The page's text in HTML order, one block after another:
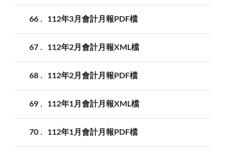
66 112年3月會計月報PDF檔
67 112年2月會計月報XML檔
68 112年2月會計月報PDF檔
69 112年1月會計月報XML檔
70 112年1月會計月報PDF檔